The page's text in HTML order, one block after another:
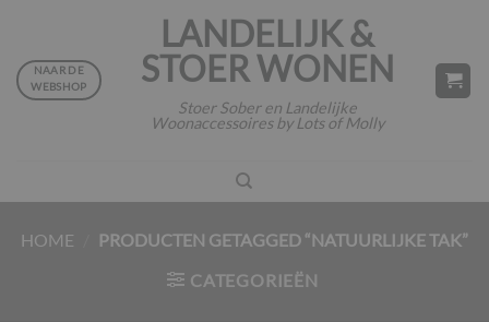
inhoud
LANDELIJK &
STOER WONEN
Stoer Sober en Landelijke
Woonaccessoires by Lots of Molly
NAAR DE
WEBSHOP
HOME
PRODUCTEN GETAGGED “NATUURLIJKE TAK”
CATEGORIEËN